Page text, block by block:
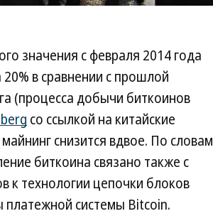
значения с февраля 2014 года
в сравнении с прошлой
(процесса добычи биткоинов
со ссылкой на китайские
снизится вдвое. По словам
биткоина связано также с
к технологии цепочки блоков
системы Bitcoin.